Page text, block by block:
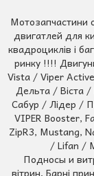
Мотозапчастини
двигатлей для
квадроциклів і
ринку !!!!
Vista / Viper
Дельта / Віста
Сабур / Лідер /
VIPER Booster,
ZipR3, Mustang,
/ Lifan /
Подносы и
вітрин, Барні